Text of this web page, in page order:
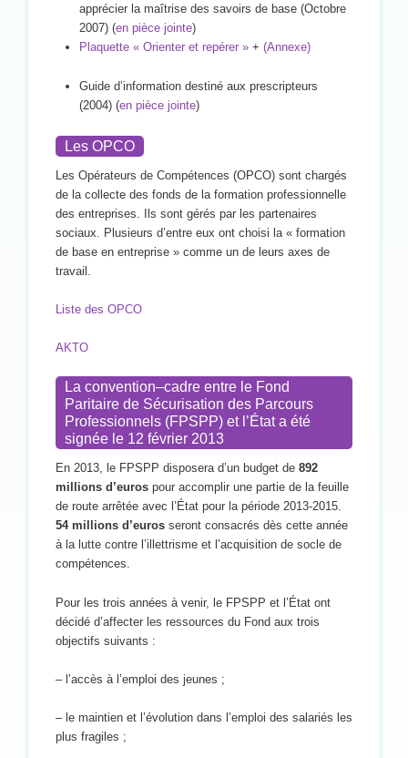
apprécier la maîtrise des savoirs de base (Octobre
2007) (en pièce jointe)
Plaquette « Orienter et repérer » + (Annexe)
Guide d’information destiné aux prescripteurs
(2004) (en pièce jointe)
Les OPCO
Les Opérateurs de Compétences (OPCO) sont chargés
de la collecte des fonds de la formation professionnelle
des entreprises. Ils sont gérés par les partenaires
sociaux. Plusieurs d’entre eux ont choisi la « formation
de base en entreprise » comme un de leurs axes de
travail.
Liste des OPCO
AKTO
La convention–cadre entre le Fond
Paritaire de Sécurisation des Parcours
Professionnels (FPSPP) et l’État a été
signée le 12 février 2013
En 2013, le FPSPP disposera d’un budget de 892
millions d’euros pour accomplir une partie de la feuille
de route arrêtée avec l’État pour la période 2013-2015.
54 millions d’euros seront consacrés dès cette année
à la lutte contre l’illettrisme et l’acquisition de socle de
compétences.
Pour les trois années à venir, le FPSPP et l’État ont
décidé d’affecter les ressources du Fond aux trois
objectifs suivants :
– l’accès à l’emploi des jeunes ;
– le maintien et l’évolution dans l’emploi des salariés les
plus fragiles ;